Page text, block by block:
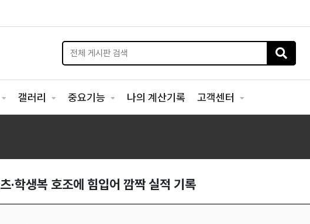
갤러리 중요기능 나의 계산기록 고객센터
학생복 호조에 힘입어 깜짝 실적 기록